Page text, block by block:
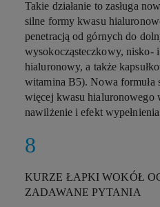
Takie działanie to zasługa
silne formy kwasu
penetracją od górnych do
wysokocząsteczkowy, nisko-
hialuronowy, a także
witamina B5). Nowa formuła
więcej kwasu hialuronowego
nawilżenie i efekt
KURZE ŁAPKI WOKÓŁ
ZADAWANE PYTANIA